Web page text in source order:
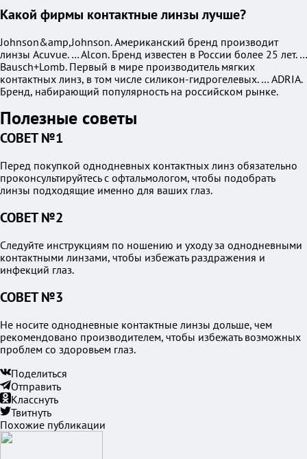
Какой фирмы контактные линзы лучше?
Johnson&amp,Johnson. Американский бренд производит
линзы Acuvue. … Alcon. Бренд известен в России более 25 лет. …
Bausch+Lomb. Первый в мире производитель мягких
контактных линз, в том числе силикон-гидрогелевых. … ADRIA.
Бренд, набирающий популярность на российском рынке.
Полезные советы
СОВЕТ №1
Перед покупкой однодневных контактных линз обязательно
проконсультируйтесь с офтальмологом, чтобы подобрать
линзы подходящие именно для ваших глаз.
СОВЕТ №2
Следуйте инструкциям по ношению и уходу за однодневными
контактными линзами, чтобы избежать раздражения и
инфекций глаз.
СОВЕТ №3
Не носите однодневные контактные линзы дольше, чем
рекомендовано производителем, чтобы избежать возможных
проблем со здоровьем глаз.
Поделиться
Отправить
Класснуть
Твитнуть
Похожие публикации